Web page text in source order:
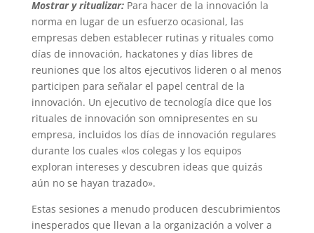
Mostrar y ritualizar: Para hacer de la innovación la
norma en lugar de un esfuerzo ocasional, las
empresas deben establecer rutinas y rituales como
días de innovación, hackatones y días libres de
reuniones que los altos ejecutivos lideren o al menos
participen para señalar el papel central de la
innovación. Un ejecutivo de tecnología dice que los
rituales de innovación son omnipresentes en su
empresa, incluidos los días de innovación regulares
durante los cuales «los colegas y los equipos
exploran intereses y descubren ideas que quizás
aún no se hayan trazado».
Estas sesiones a menudo producen descubrimientos
inesperados que llevan a la organización a volver a